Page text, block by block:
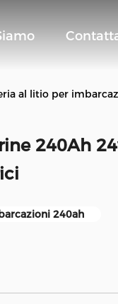
al litio per
240Ah
240ah